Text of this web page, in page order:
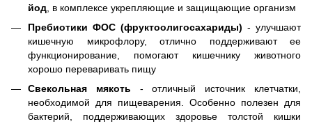
йод , в комплексе укрепляющие и защищающие организм
Пребиотики ФОС (фруктоолигосахариды) - улучшают
кишечную микрофлору, отлично поддерживают ее
функционирование, помогают кишечнику животного
хорошо переваривать пищу
Свекольная мякоть - отличный источник клетчатки,
необходимой для пищеварения. Особенно полезен для
бактерий, поддерживающих здоровье толстой кишки